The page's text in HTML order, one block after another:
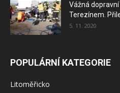
Vážná
Terezínem.
5. 11. 2020
POPULÁRNÍ KATEGORIE
Litoměřicko